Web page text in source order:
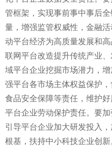
管框架，实现事前事中事后
量，增强监管权威性，金融
动平台经济为高质量发展和
联网平台改造提升传统产业
域平台企业挖掘市场潜力，
强平台各市场主体权益保护
食品安全保障等责任，维护
平台企业劳动保护责任。要
引导平台企业加大研发投入
根基，扶持中小科技企业创